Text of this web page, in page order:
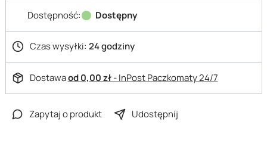
Dostępność: Dostępny
Czas wysyłki: 24 godziny
Dostawaod 0,00 zł- InPost Paczkomaty 24/7
Zapytaj o produkt Udostępnij